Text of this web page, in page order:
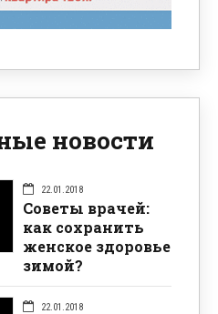
новости
22.01.2018
Советы врачей:
как сохранить
женское здоровье
зимой?
22.01.2018